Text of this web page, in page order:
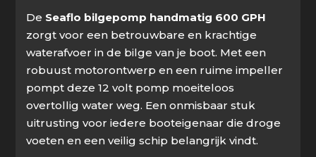
De Seaflo bilgepomp handmatig 600 GPH
zorgt voor een betrouwbare en krachtige
waterafvoer in de bilge van je boot. Met een
robuust motorontwerp en een ruime impeller
pompt deze 12 volt pomp moeiteloos
overtollig water weg. Een onmisbaar stuk
uitrusting voor iedere booteigenaar die droge
voeten en een veilig schip belangrijk vindt.